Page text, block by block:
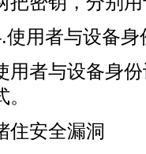
者与设备身
与设备身份
安全漏洞